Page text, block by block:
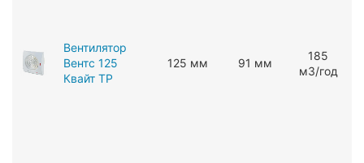
Вентилятор
Вентс 125
Квайт ТР
125 мм 91 мм
185
мЗ/год